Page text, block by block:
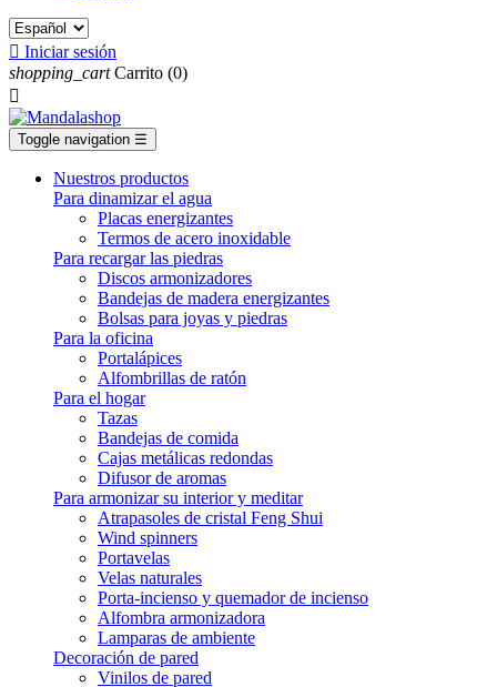
 Iniciar sesión
shopping_cart Carrito (0)

Toggle navigation ☰
Nuestros productos
Para dinamizar el agua
Placas energizantes
Termos de acero inoxidable
Para recargar las piedras
Discos armonizadores
Bandejas de madera energizantes
Bolsas para joyas y piedras
Para la oficina
Portalápices
Alfombrillas de ratón
Para el hogar
Tazas
Bandejas de comida
Cajas metálicas redondas
Difusor de aromas
Para armonizar su interior y meditar
Atrapasoles de cristal Feng Shui
Wind spinners
Portavelas
Velas naturales
Porta-incienso y quemador de incienso
Alfombra armonizadora
Lamparas de ambiente
Decoración de pared
Vinilos de pared